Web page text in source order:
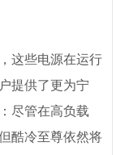
这些电源在运行
提供了更为宁
：尽管在高负载
酷冷至尊依然将